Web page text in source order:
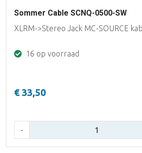
Sommer Cable SCNQ-0500-SW
XLRM->Stereo Jack MC-SOURCE
16 op voorraad
€ 33,50
-